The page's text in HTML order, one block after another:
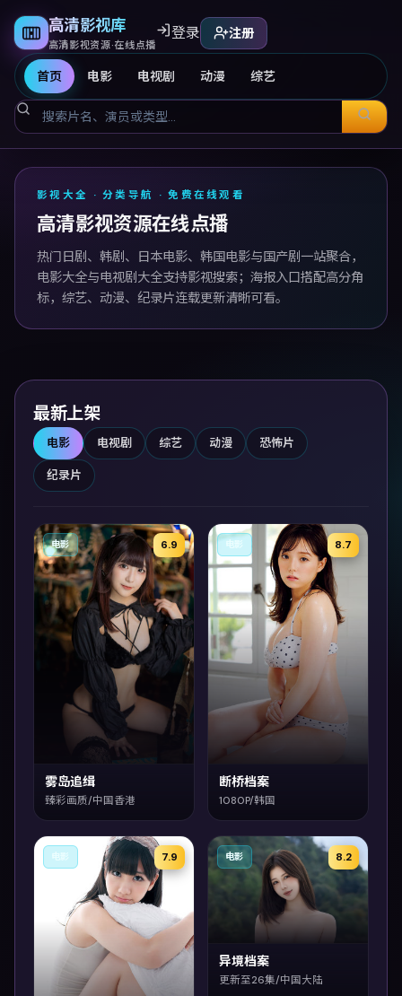
高清影视库
高清影视资源·在线点播
首页 电影 电视剧 动漫 综艺
登录 注册
高清影视库
影视大全 · 分类导航 · 免费在线观看
高清影视资源在线点播
热门日剧、韩剧、日本电影、韩国电影与国产剧一站聚合，
电影大全与电视剧大全支持影视搜索；海报入口搭配高分角
标，综艺、动漫、纪录片连载更新清晰可看。
最新上架
电影 电视剧 综艺 动漫 恐怖片
纪录片
6.9
电影
雾岛追缉
臻彩画质/中国香港
8.7
电影
断桥档案
1080P/韩国
7.9
电影 8.2
电影
异境档案
更新至26集/中国大陆